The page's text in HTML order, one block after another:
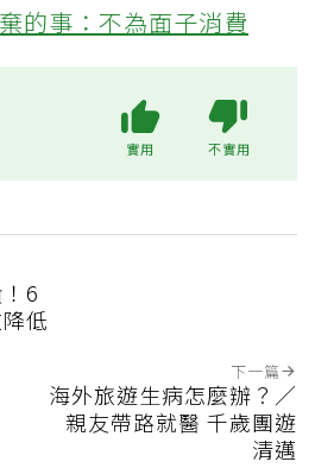
的事：不為面子消費
實用 不實用
6
低
下一篇
海外旅遊生病怎麼辦？／
親友帶路就醫 千歲團遊
清邁